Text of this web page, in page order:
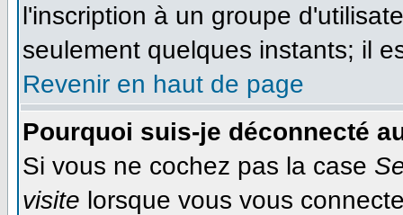
l'inscription à un groupe
seulement quelques instants; il
Revenir en haut de page
Pourquoi suis-je déconnecté
Si vous ne cochez pas la case
visite lorsque vous vous